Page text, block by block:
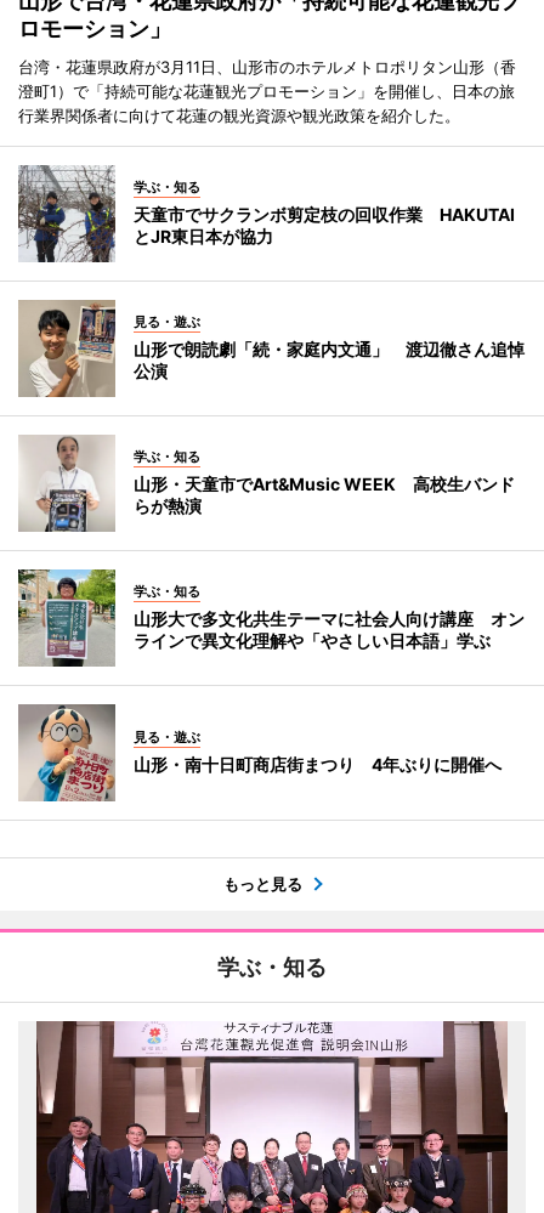
ロモーション」
台湾・花蓮県政府が3月11日、山形市のホテルメトロポリタン山形（香
澄町1）で「持続可能な花蓮観光プロモーション」を開催し、日本の旅
行業界関係者に向けて花蓮の観光資源や観光政策を紹介した。
学ぶ・知る
天童市でサクランボ剪定枝の回収作業 HAKUTAI
とJR東日本が協力
見る・遊ぶ
山形で朗読劇「続・家庭内文通」 渡辺徹さん追悼
公演
学ぶ・知る
山形・天童市でArt&Music WEEK 高校生バンド
らが熱演
学ぶ・知る
山形大で多文化共生テーマに社会人向け講座 オン
ラインで異文化理解や「やさしい日本語」学ぶ
見る・遊ぶ
山形・南十日町商店街まつり 4年ぶりに開催へ
もっと見る
学ぶ・知る